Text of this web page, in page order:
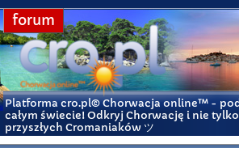
forum
Platforma cro.pl© Chorwacja online™ -
całym świecie! Odkryj Chorwację i nie
przyszłych Cromaniaków ツ